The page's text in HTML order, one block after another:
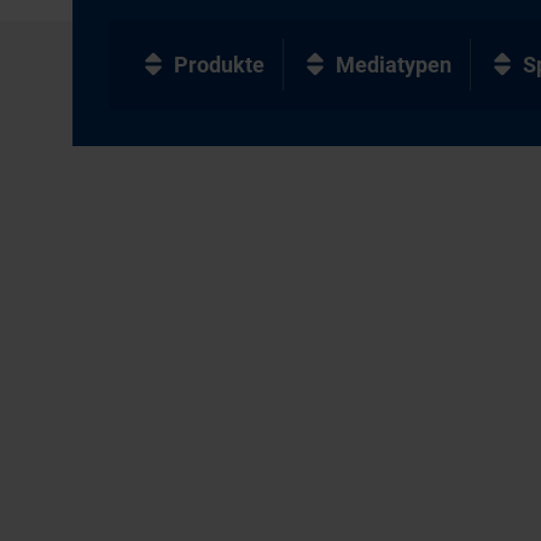
Produkte Mediatypen